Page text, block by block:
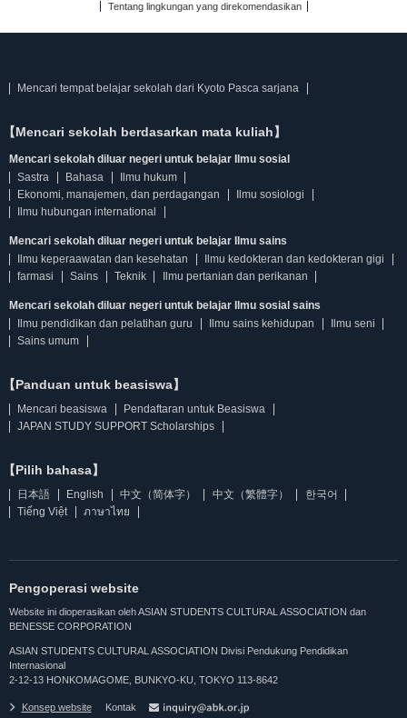
Tentang lingkungan yang direkomendasikan
Mencari tempat belajar sekolah dari Kyoto Pasca sarjana
【Mencari sekolah berdasarkan mata kuliah】
Mencari sekolah diluar negeri untuk belajar Ilmu sosial
Sastra
Bahasa
Ilmu hukum
Ekonomi, manajemen, dan perdagangan
Ilmu sosiologi
Ilmu hubungan international
Mencari sekolah diluar negeri untuk belajar Ilmu sains
Ilmu keperaawatan dan kesehatan
Ilmu kedokteran dan kedokteran gigi
farmasi
Sains Teknik Ilmu pertanian dan perikanan
Mencari sekolah diluar negeri untuk belajar Ilmu sosial sains
Ilmu pendidikan dan pelatihan guru
Ilmu sains kehidupan
Ilmu seni
Sains umum
【Panduan untuk beasiswa】
Mencari beasiswa
Pendaftaran untuk Beasiswa
JAPAN STUDY SUPPORT Scholarships
【Pilih bahasa】
日本語 English 中文（简体字） 中文（繁體字）
한국어
Tiếng Việt
ภาษาไทย
Pengoperasi website
Website ini dioperasikan oleh ASIAN STUDENTS CULTURAL ASSOCIATION dan
BENESSE CORPORATION
ASIAN STUDENTS CULTURAL ASSOCIATION Divisi Pendukung Pendidikan
Internasional
2-12-13 HONKOMAGOME, BUNKYO-KU, TOKYO 113-8642
Konsep website Kontak